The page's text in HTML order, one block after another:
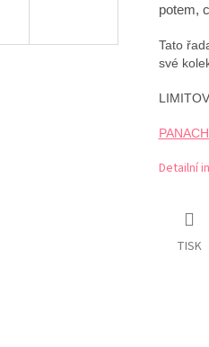
potem,
Tato
své
Detailní
TISK